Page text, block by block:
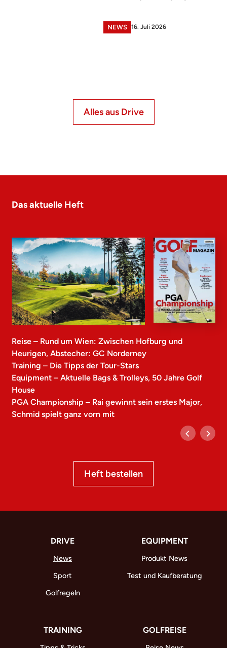
NEWS 16. Juli 2026
Alles aus Drive
Das aktuelle Heft
Reise – Rund um Wien: Zwischen Hofburg und
Heurigen, Abstecher: GC Norderney
Training – Die Tipps der Tour-Stars
Equipment – Aktuelle Bags & Trolleys, 50 Jahre Golf
House
PGA Championship – Rai gewinnt sein erstes Major,
Schmid spielt ganz vorn mit
Heft bestellen
DRIVE
News
Sport
Golfregeln
EQUIPMENT
Produkt News
Test und Kaufberatung
TRAINING GOLFREISE